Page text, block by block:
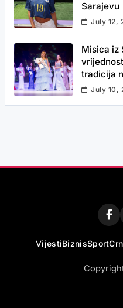
Sarajevu
July 12,
Misica iz
tradicija
July 10,
VijestiBiznisSport